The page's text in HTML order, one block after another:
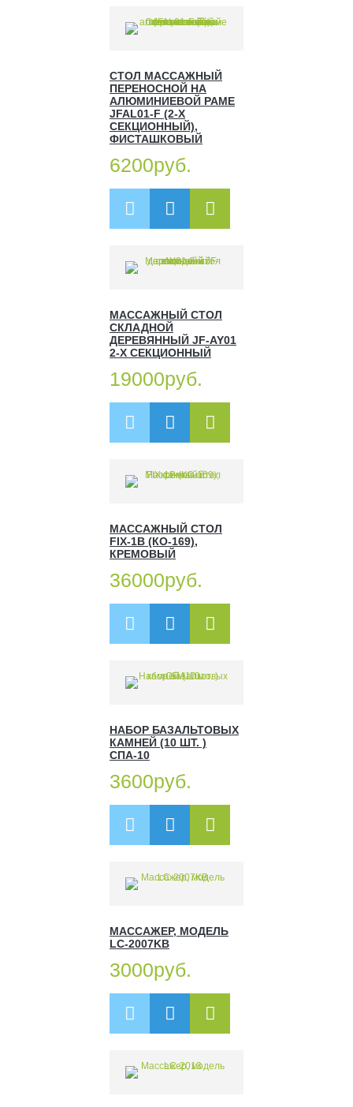
СТОЛ МАССАЖНЫЙ
ПЕРЕНОСНОЙ НА
АЛЮМИНИЕВОЙ РАМЕ
JFAL01-F (2-Х
СЕКЦИОННЫЙ),
ФИСТАШКОВЫЙ
6200руб.
МАССАЖНЫЙ СТОЛ
СКЛАДНОЙ
ДЕРЕВЯННЫЙ JF-AY01
2-Х СЕКЦИОННЫЙ
19000руб.
МАССАЖНЫЙ СТОЛ
FIX-1B (КО-169),
КРЕМОВЫЙ
36000руб.
НАБОР БАЗАЛЬТОВЫХ
КАМНЕЙ (10 ШТ. )
СПА-10
3600руб.
МАССАЖЕР, МОДЕЛЬ
LC-2007KB
3000руб.